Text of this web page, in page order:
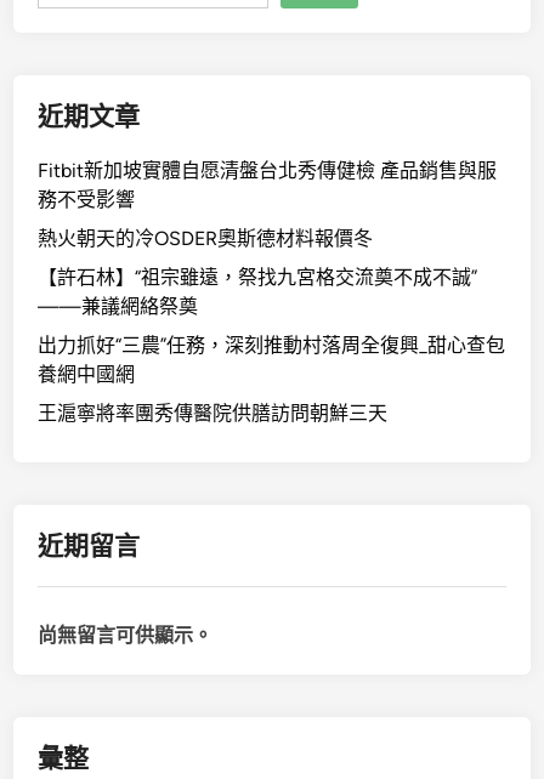
近期文章
Fitbit新加坡實體自愿清盤台北秀傳健檢 產品銷售與服
務不受影響
熱火朝天的冷OSDER奧斯德材料報價冬
【許石林】“祖宗雖遠，祭找九宮格交流奠不成不誠”
——兼議網絡祭奠
出力抓好“三農”任務，深刻推動村落周全復興_甜心查包
養網中國網
王滬寧將率團秀傳醫院供膳訪問朝鮮三天
近期留言
尚無留言可供顯示。
彙整